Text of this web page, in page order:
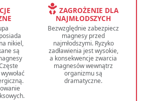
nikiel,
są
ZAGROŻENIE DLA
NAJMŁODSZYCH
Bezwzględnie zabezpiecz
magnesy przed
najmłodszymi. Ryzyko
zadławienia jest wysokie,
a konsekwencje zwarcia
magnesów wewnątrz
organizmu są
dramatyczne.